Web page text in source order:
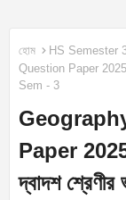
হোম HS Semester
Question Paper 2025
Sem - 3
Paper
দ্বাদশ